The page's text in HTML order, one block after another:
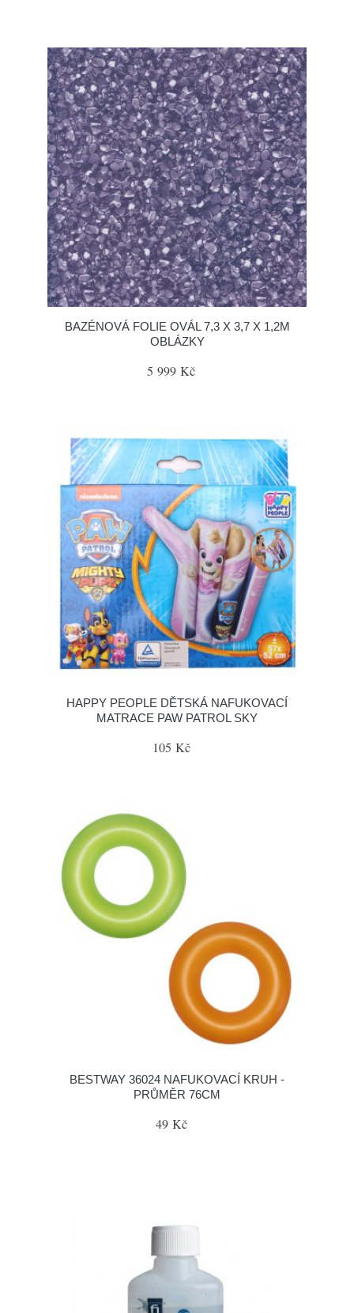
BAZÉNOVÁ FOLIE OVÁL 7,3 X 3,7 X 1,2M
OBLÁZKY
5 999 Kč
HAPPY PEOPLE DĚTSKÁ NAFUKOVACÍ
MATRACE PAW PATROL SKY
105 Kč
BESTWAY 36024 NAFUKOVACÍ KRUH -
PRŮMĚR 76CM
49 Kč